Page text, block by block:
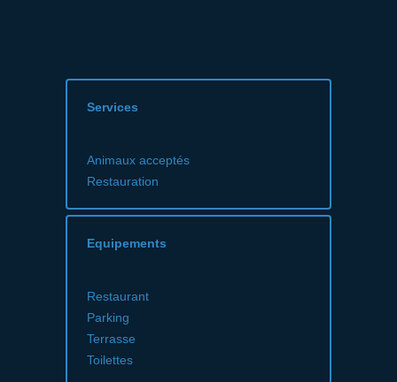
Services
Animaux acceptés
Restauration
Equipements
Restaurant
Parking
Terrasse
Toilettes